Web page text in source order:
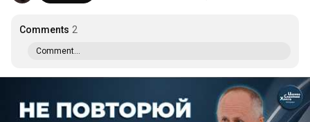
Comments 2
Comment...